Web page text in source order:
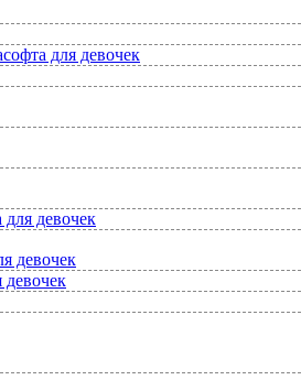
для девочек
девочек
девочек